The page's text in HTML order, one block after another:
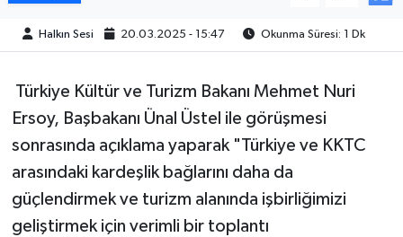
Halkın Sesi 20.03.2025 - 15:47 Okunma Süresi: 1 Dk
Türkiye Kültür ve Turizm Bakanı Mehmet Nuri
Ersoy, Başbakanı Ünal Üstel ile görüşmesi
sonrasında açıklama yaparak "Türkiye ve KKTC
arasındaki kardeşlik bağlarını daha da
güçlendirmek ve turizm alanında işbirliğimizi
geliştirmek için verimli bir toplantı